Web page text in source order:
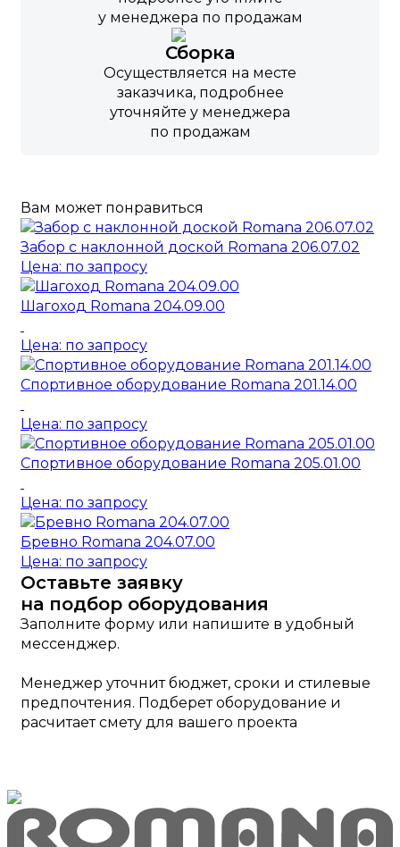
у менеджера по продажам
Сборка
Осуществляется на месте
заказчика, подробнее
уточняйте у менеджера
по продажам
Вам может понравиться
Забор с наклонной доской Romana 206.07.02
Цена: по запросу
Шагоход Romana 204.09.00
Цена: по запросу
Спортивное оборудование Romana 201.14.00
Цена: по запросу
Спортивное оборудование Romana 205.01.00
Цена: по запросу
Бревно Romana 204.07.00
Цена: по запросу
Оставьте заявку
на подбор оборудования
Заполните форму или напишите в удобный
мессенджер.
Менеджер уточнит бюджет, сроки и стилевые
предпочтения. Подберет оборудование и
расчитает смету для вашего проекта